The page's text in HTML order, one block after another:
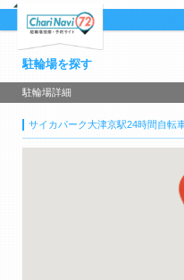
駐輪場を探す
駐輪場詳細
サイカパーク大津京駅24時間自転